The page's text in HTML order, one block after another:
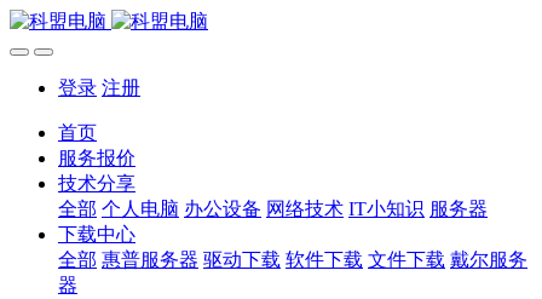
登录 注册
首页
服务报价
技术分享
全部 个人电脑 办公设备 网络技术 IT小知识 服务器
下载中心
全部 惠普服务器 驱动下载 软件下载 文件下载 戴尔服务
器